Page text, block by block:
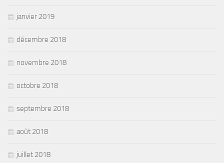
janvier 2019
décembre 2018
novembre 2018
octobre 2018
septembre 2018
août 2018
juillet 2018